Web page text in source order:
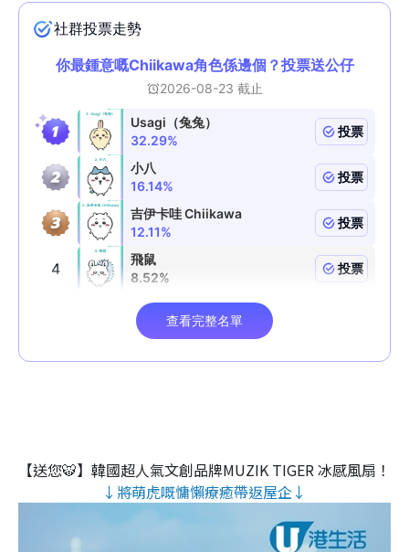
【送您🐯】韓國超人氣文創品牌MUZIK TIGER 冰感風扇！
↓將萌虎嘅慵懶療癒帶返屋企↓